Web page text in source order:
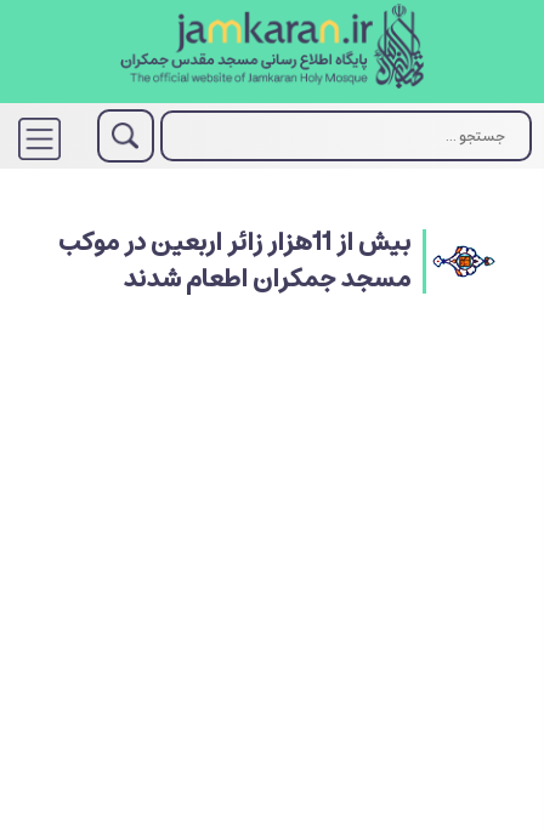
بیش از 11هزار زائر اربعین در موكب
مسجد جمكران اطعام شدند